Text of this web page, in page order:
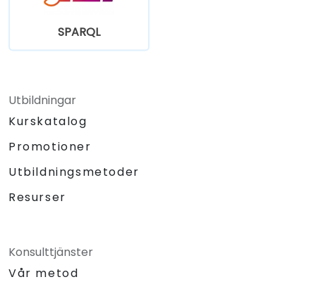
SPARQL
Utbildningar
Kurskatalog
Promotioner
Utbildningsmetoder
Resurser
Konsulttjänster
Vår metod